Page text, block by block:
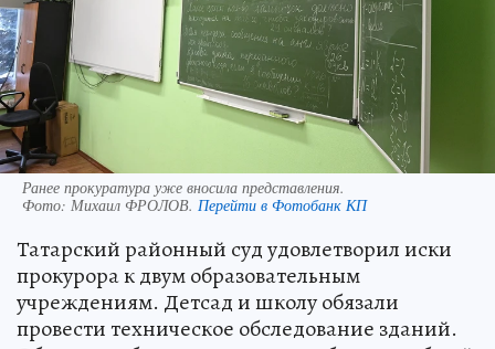
Ранее прокуратура уже вносила представления.
Фото: Михаил ФРОЛОВ. Перейти в Фотобанк КП
Татарский районный суд удовлетворил иски
прокурора к двум образовательным
учреждениям. Детсад и школу обязали
провести техническое обследование зданий.